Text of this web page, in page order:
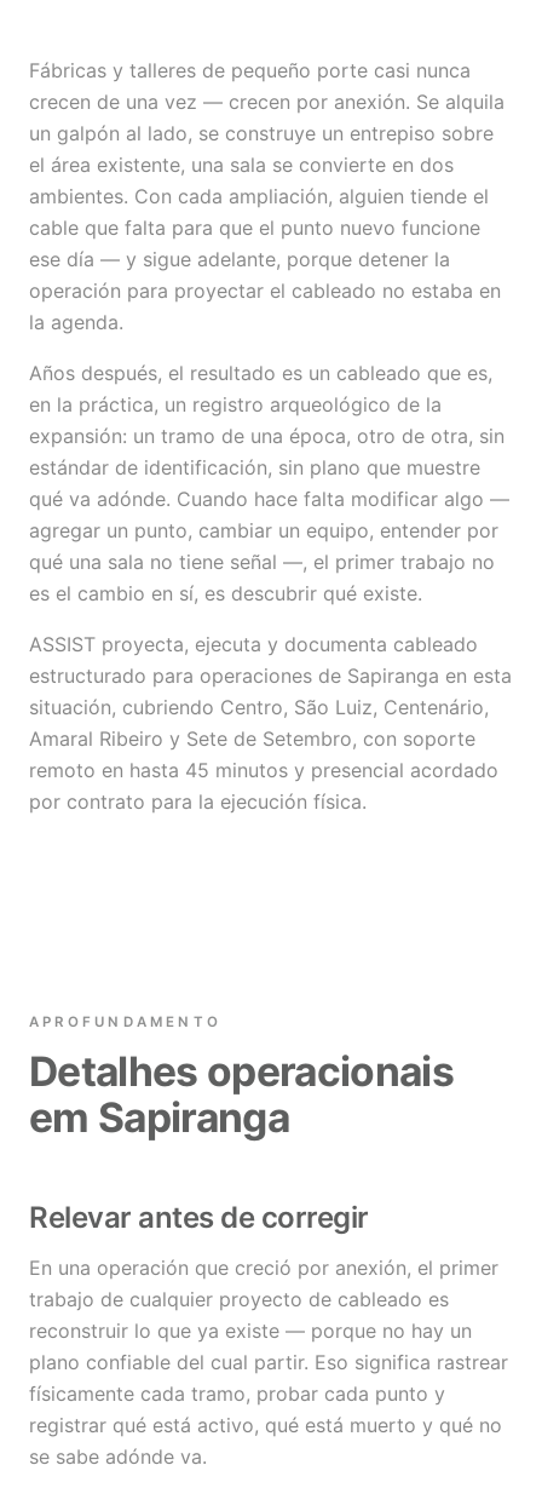
Fábricas y talleres de pequeño porte casi nunca
crecen de una vez — crecen por anexión. Se alquila
un galpón al lado, se construye un entrepiso sobre
el área existente, una sala se convierte en dos
ambientes. Con cada ampliación, alguien tiende el
cable que falta para que el punto nuevo funcione
ese día — y sigue adelante, porque detener la
operación para proyectar el cableado no estaba en
la agenda.
Años después, el resultado es un cableado que es,
en la práctica, un registro arqueológico de la
expansión: un tramo de una época, otro de otra, sin
estándar de identificación, sin plano que muestre
qué va adónde. Cuando hace falta modificar algo —
agregar un punto, cambiar un equipo, entender por
qué una sala no tiene señal —, el primer trabajo no
es el cambio en sí, es descubrir qué existe.
ASSIST proyecta, ejecuta y documenta cableado
estructurado para operaciones de Sapiranga en esta
situación, cubriendo Centro, São Luiz, Centenário,
Amaral Ribeiro y Sete de Setembro, con soporte
remoto en hasta 45 minutos y presencial acordado
por contrato para la ejecución física.
APROFUNDAMENTO
Detalhes operacionais
em Sapiranga
Relevar antes de corregir
En una operación que creció por anexión, el primer
trabajo de cualquier proyecto de cableado es
reconstruir lo que ya existe — porque no hay un
plano confiable del cual partir. Eso significa rastrear
físicamente cada tramo, probar cada punto y
registrar qué está activo, qué está muerto y qué no
se sabe adónde va.